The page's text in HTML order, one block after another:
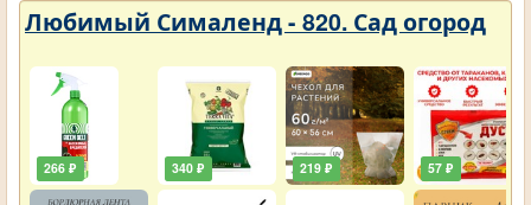
Любимый Сималенд - 820. Сад огород
266 ₽ 340 ₽ 219 ₽ 57 ₽